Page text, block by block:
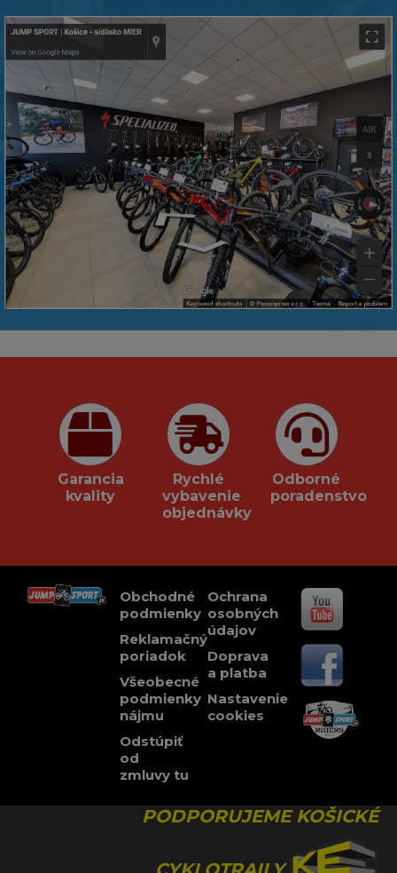
Garancia
kvality
Rychlé
vybavenie
objednávky
Odborné
poradenstvo
Obchodné
podmienky
Reklamačný
poriadok
Všeobecné
podmienky
nájmu
Odstúpiť
od
zmluvy tu
Ochrana
osobných
údajov
Doprava
a platba
Nastavenie
cookies
PODPORUJEME KOŠICKÉ